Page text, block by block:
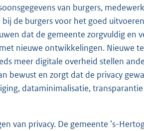
van burgers,
de burgers voor het goed
dat de gemeente zorgvuldig en
nieuwe ontwikkelingen. Nieuwe
meer digitale overheid stellen
bewust en zorgt dat de privacy
dataminimalisatie,
van privacy. De gemeente ’s-